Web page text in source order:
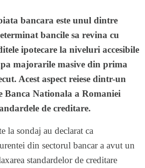
bancara este unul dintre
bancile sa revina cu
ipotecare la niveluri accesibile
majorarile masive din prima
Acest aspect reiese dintr-un
Banca Nationala a Romaniei
de creditare.
la sondaj au declarat ca
din sectorul bancar a avut un
standardelor de creditare